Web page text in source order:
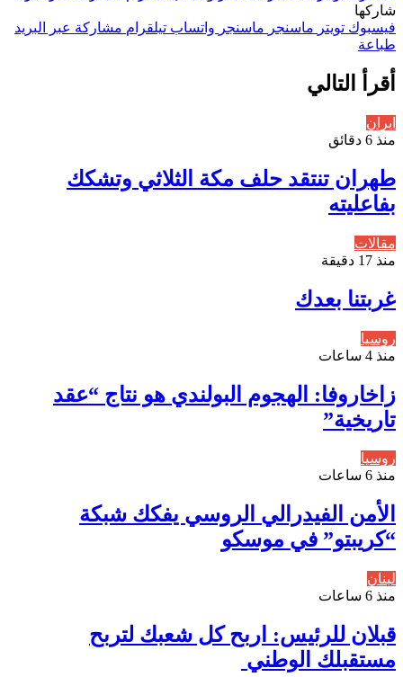
شاركها
فيسبوك تويتر ماسنجر ماسنجر واتساب تيلقرام مشاركة عبر البريد
طباعة
أقرأ التالي
ايران
منذ 6 دقائق
طهران تنتقد حلف مكة الثلاثي وتشكك
بفاعليته
مقالات
منذ 17 دقيقة
غربتنا بعدك
روسيا
منذ 4 ساعات
زاخاروفا: الهجوم البولندي هو نتاج “عقد
تاريخية”
روسيا
منذ 6 ساعات
الأمن الفيدرالي الروسي يفكك شبكة
“كريبتو” في موسكو
لبنان
منذ 6 ساعات
قبلان للرئيس: اربح كل شعبك لتربح
مستقبلك الوطني ‏